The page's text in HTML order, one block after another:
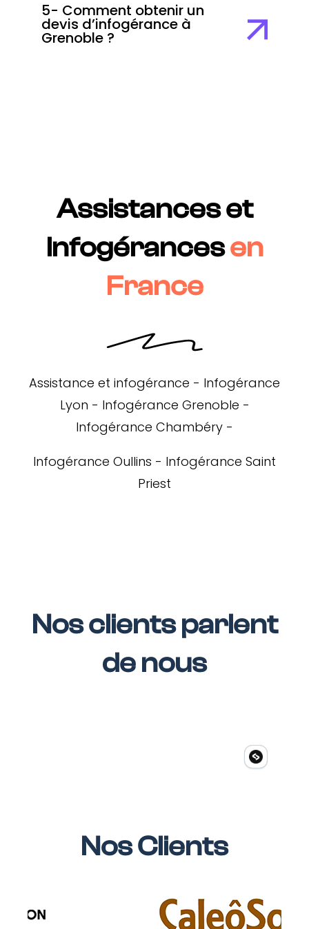
5- Comment obtenir un
devis d’infogérance à
Grenoble ?
Assistances et
Infogérancesen
France
Assistance et infogérance - Infogérance
Lyon - Infogérance Grenoble -
Infogérance Chambéry -
Infogérance Oullins - Infogérance Saint
Priest
Nos clients parlent
de nous
Nos Clients